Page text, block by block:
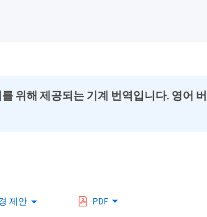
위해 제공되는 기계 번역입니다. 영어
제안 PDF